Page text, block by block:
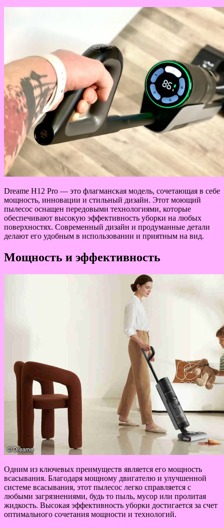
Dreame H12 Pro — это флагманская модель, сочетающая в себе
мощность, инновации и стильный дизайн. Этот моющий
пылесос оснащен передовыми технологиями, которые
обеспечивают высокую эффективность уборки на любых
поверхностях. Современный дизайн и продуманные детали
делают его удобным в использовании и приятным на вид.
Мощность и эффективность
Одним из ключевых преимуществ является его мощность
всасывания. Благодаря мощному двигателю и улучшенной
системе всасывания, этот пылесос легко справляется с
любыми загрязнениями, будь то пыль, мусор или пролитая
жидкость. Высокая эффективность уборки достигается за счет
оптимального сочетания мощности и технологий.